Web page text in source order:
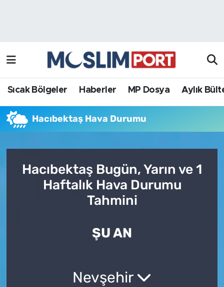
Sıcak Bölgeler Haberler MP Dosya Aylık
Hacıbektaş Hava Durumu
Hacıbektaş Bugün, Yarın ve 1
Haftalık Hava Durumu
Tahmini
ŞU AN
Nevşehir
Haberler
MP Dosya
Röportaj Haber
Aylık Bülten